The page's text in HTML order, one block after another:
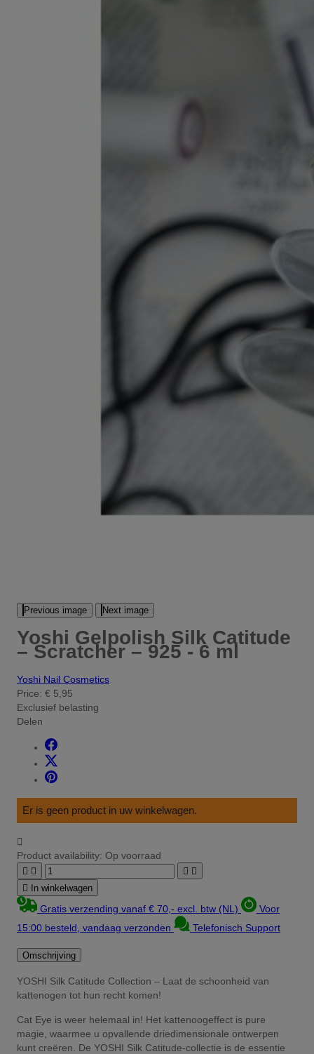
Previous image Next image
Yoshi Gelpolish Silk Catitude
– Scratcher – 925 - 6 ml
Yoshi Nail Cosmetics
Price: € 5,95
Exclusief belasting
Delen
Er is geen product in uw winkelwagen.

Product availability: Op voorraad
   
 In winkelwagen
Gratis verzending vanaf € 70,- excl. btw (NL)
Voor
15:00 besteld, vandaag verzonden
Telefonisch Support
Omschrijving
YOSHI Silk Catitude Collection – Laat de schoonheid van
kattenogen tot hun recht komen!
Cat Eye is weer helemaal in! Het kattenoogeffect is pure
magie, waarmee u opvallende driedimensionale ontwerpen
kunt creëren. De YOSHI Silk Catitude-collectie is de essentie